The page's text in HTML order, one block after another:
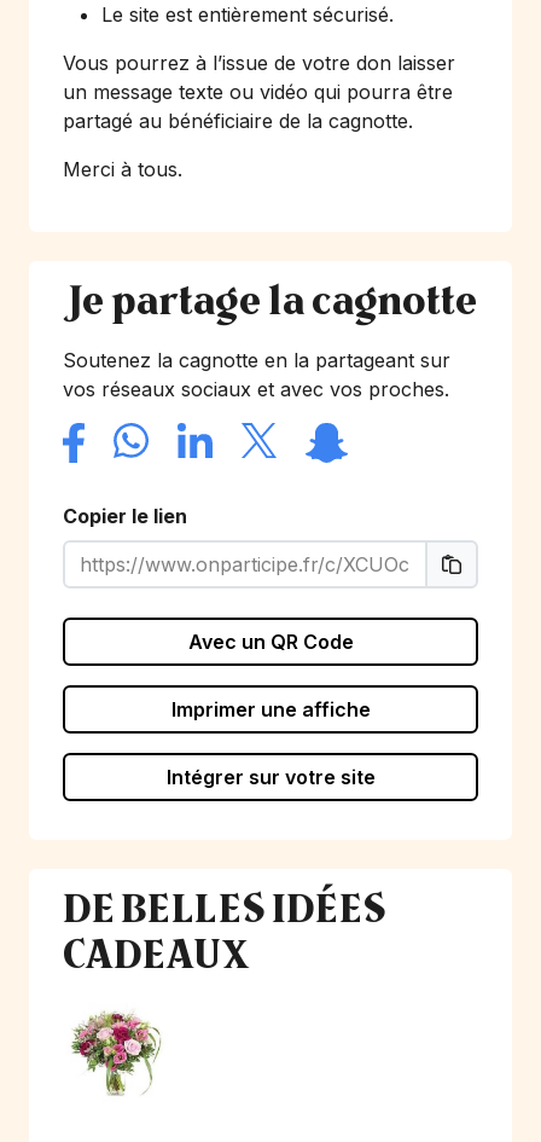
Le site est entièrement sécurisé.
Vous pourrez à l’issue de votre don laisser
un message texte ou vidéo qui pourra être
partagé au bénéficiaire de la cagnotte.
Merci à tous.
Je partage la cagnotte
Soutenez la cagnotte en la partageant sur
vos réseaux sociaux et avec vos proches.
Copier le lien
Avec un QR Code
Imprimer une affiche
Intégrer sur votre site
DE BELLES IDÉES
CADEAUX